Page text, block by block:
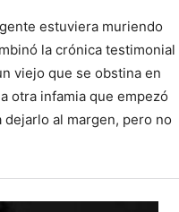
estuviera muriendo
la crónica testimonial
viejo que se obstina en
otra infamia que empezó
al margen, pero no